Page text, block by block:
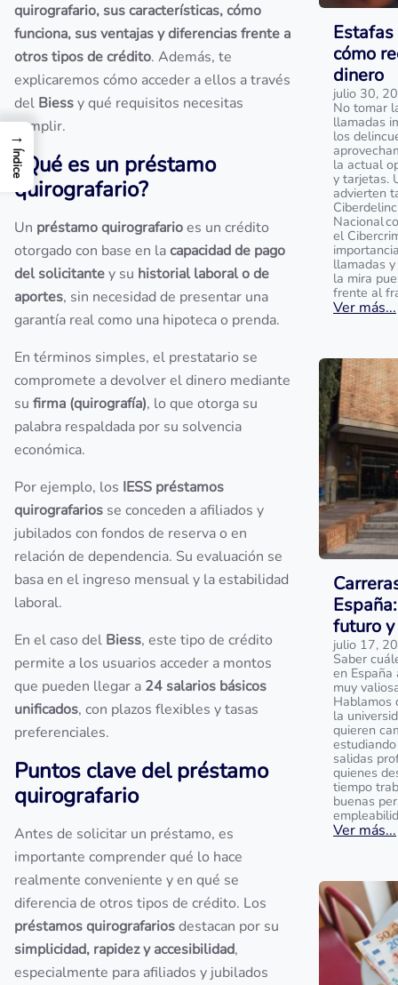
quirografario, sus características, cómo
funciona, sus ventajas y diferencias frente a
otros tipos de crédito. Además, te
explicaremos cómo acceder a ellos a través
del Biessy qué requisitos necesitas
cumplir.
¿Qué es un préstamo
quirografario?
Un préstamo quirografarioes un crédito
otorgado con base en lacapacidad de pago
del solicitantey su historial laboral o de
aportes, sin necesidad de presentar una
garantía real como una hipoteca o prenda.
En términos simples, el prestatario se
compromete a devolver el dinero mediante
su firma (quirografía), lo que otorga su
palabra respaldada por su solvencia
económica.
Por ejemplo, los IESS préstamos
quirografarios se conceden a afiliados y
jubilados con fondos de reserva o en
relación de dependencia. Su evaluación se
basa en el ingreso mensual y la estabilidad
laboral.
En el caso del Biess, este tipo de crédito
permite a los usuarios acceder a montos
que pueden llegar a 24 salarios básicos
unificados, con plazos flexibles y tasas
preferenciales.
Puntos clave del préstamo
quirografario
Antes de solicitar un préstamo, es
importante comprender qué lo hace
realmente conveniente y en qué se
diferencia de otros tipos de crédito. Los
préstamos quirografariosdestacan por su
simplicidad, rapidez y accesibilidad,
especialmente para afiliados y jubilados
cómo
dinero
julio 30,
No tomar
llamadas
los
la actual
y tarjetas.
advierten
Nacional
el
llamadas
la mira
frente al
Ver más...
futuro
julio 17,
Saber
en
muy
Hablamos
la
quieren
salidas
quienes
tiempo
buenas
Ver más...
→
Índice